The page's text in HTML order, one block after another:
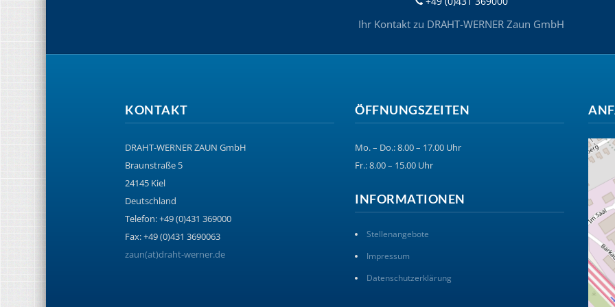
Ihr Kontakt zu DRAHT-WERNER Zaun GmbH
KONTAKT
DRAHT-WERNER ZAUN GmbH
Braunstraße 5
24145 Kiel
Deutschland
Telefon: +49 (0)431 369000
Fax: +49 (0)431 3690063
zaun(at)draht-werner.de
ÖFFNUNGSZEITEN
Mo. – Do.: 8.00 – 17.00 Uhr
Fr.: 8.00 – 15.00 Uhr
INFORMATIONEN
Stellenangebote
Impressum
Datenschutzerklärung